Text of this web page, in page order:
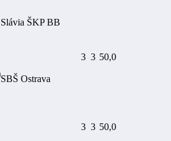
Slávia ŠKP BB
SBŠ Ostrava
3 3 50,0
3 3 50,0